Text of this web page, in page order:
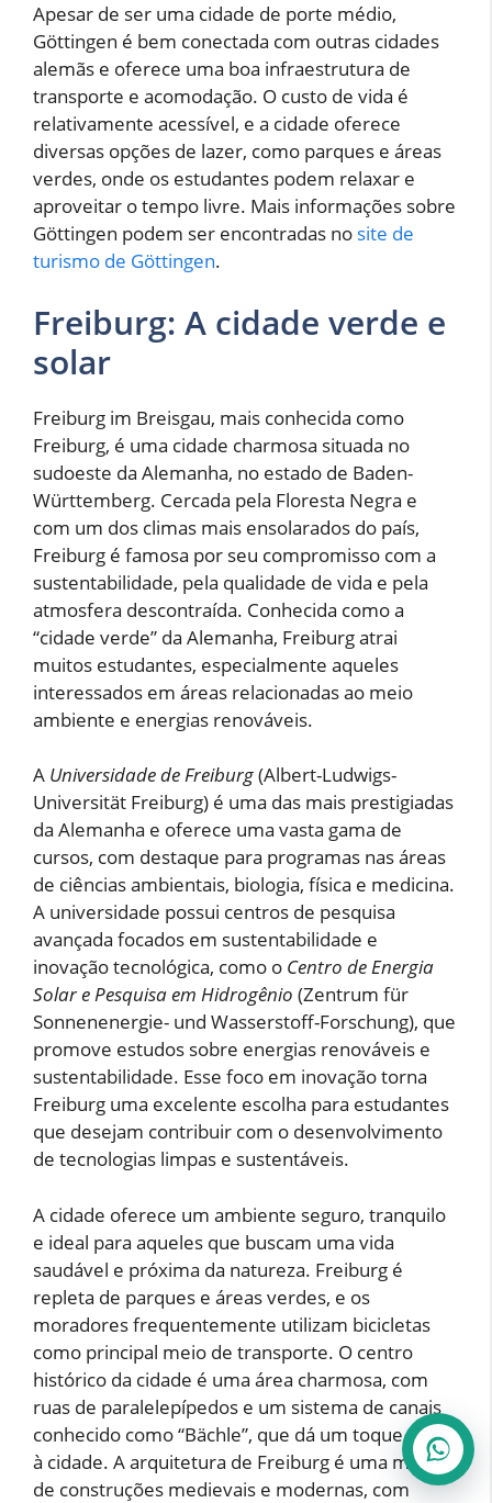
Apesar de ser uma cidade de porte médio,
Göttingen é bem conectada com outras cidades
alemãs e oferece uma boa infraestrutura de
transporte e acomodação. O custo de vida é
relativamente acessível, e a cidade oferece
diversas opções de lazer, como parques e áreas
verdes, onde os estudantes podem relaxar e
aproveitar o tempo livre. Mais informações sobre
Göttingen podem ser encontradas no site de
turismo de Göttingen.
Freiburg: A cidade verde e
solar
Freiburg im Breisgau, mais conhecida como
Freiburg, é uma cidade charmosa situada no
sudoeste da Alemanha, no estado de Baden-
Württemberg. Cercada pela Floresta Negra e
com um dos climas mais ensolarados do país,
Freiburg é famosa por seu compromisso com a
sustentabilidade, pela qualidade de vida e pela
atmosfera descontraída. Conhecida como a
“cidade verde” da Alemanha, Freiburg atrai
muitos estudantes, especialmente aqueles
interessados em áreas relacionadas ao meio
ambiente e energias renováveis.
A Universidade de Freiburg(Albert-Ludwigs-
Universität Freiburg) é uma das mais prestigiadas
da Alemanha e oferece uma vasta gama de
cursos, com destaque para programas nas áreas
de ciências ambientais, biologia, física e medicina.
A universidade possui centros de pesquisa
avançada focados em sustentabilidade e
inovação tecnológica, como o Centro de Energia
Solar e Pesquisa em Hidrogênio (Zentrum für
Sonnenenergie- und Wasserstoff-Forschung), que
promove estudos sobre energias renováveis e
sustentabilidade. Esse foco em inovação torna
Freiburg uma excelente escolha para estudantes
que desejam contribuir com o desenvolvimento
de tecnologias limpas e sustentáveis.
A cidade oferece um ambiente seguro, tranquilo
e ideal para aqueles que buscam uma vida
saudável e próxima da natureza. Freiburg é
repleta de parques e áreas verdes, e os
moradores frequentemente utilizam bicicletas
como principal meio de transporte. O centro
histórico da cidade é uma área charmosa, com
ruas de paralelepípedos e um sistema de canais
conhecido como “Bächle”, que dá um toque único
à cidade. A arquitetura de Freiburg é uma mescla
de construções medievais e modernas, com